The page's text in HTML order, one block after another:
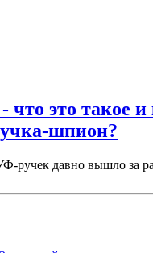
это такое и
шпион?
ручек давно вышло за